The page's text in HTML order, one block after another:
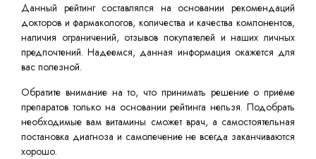
Данный рейтинг составлялся на основании рекомендаций
докторов и фармакологов, количества и качества компонентов,
наличия ограничений, отзывов покупателей и наших личных
предпочтений. Надеемся, данная информация окажется для
вас полезной.
Обратите внимание на то, что принимать решение о приёме
препаратов только на основании рейтинга нельзя. Подобрать
необходимые вам витамины сможет врач, а самостоятельная
постановка диагноза и самолечение не всегда заканчиваются
хорошо.